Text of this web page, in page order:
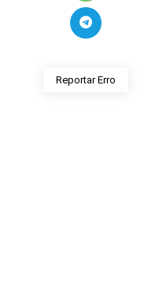
Reportar Erro